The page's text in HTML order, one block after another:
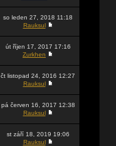
so leden 27, 2018 11:18
Rauksul
út říjen 17, 2017 17:16
Zurkhen
čt listopad 24, 2016 12:27
Rauksul
pá červen 16, 2017 12:38
Rauksul
st září 18, 2019 19:06
Rauksul